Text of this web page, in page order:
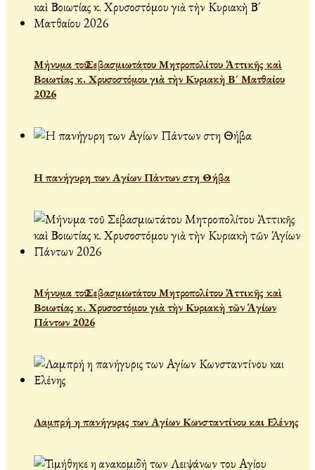
Μήνυμα τοῦ Σεβασμιωτάτου Μητροπολίτου Ἀττικῆς καὶ
Βοιωτίας κ. Χρυσοστόμου γιὰ τὴν Κυριακὴ Β´ Ματθαίου
2026
Η πανήγυρη των Αγίων Πάντων στη Θήβα
Μήνυμα τοῦ Σεβασμιωτάτου Μητροπολίτου Ἀττικῆς καὶ
Βοιωτίας κ. Χρυσοστόμου γιὰ τὴν Κυριακὴ τῶν Ἁγίων
Πάντων 2026
Λαμπρή η πανήγυρις των Αγίων Κωνσταντίνου και Ελένης